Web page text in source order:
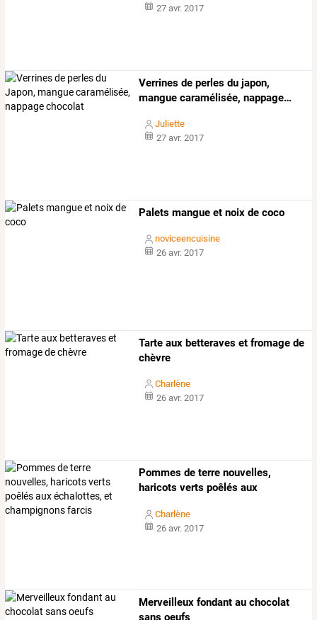
27 avr. 2017
Verrines de perles du japon,
mangue caramélisée, nappage…
Juliette
27 avr. 2017
Palets mangue et noix de coco
noviceencuisine
26 avr. 2017
Tarte aux betteraves et fromage de
chèvre
Charlène
26 avr. 2017
Pommes de terre nouvelles,
haricots verts poêlés aux
Charlène
26 avr. 2017
Merveilleux fondant au chocolat
sans oeufs